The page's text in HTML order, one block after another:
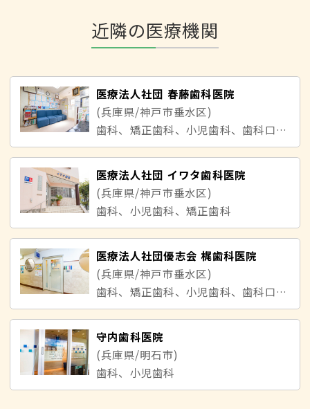
近隣の医療機関
医療法人社団 春藤歯科医院
(兵庫県/神戸市垂水区)
歯科、矯正歯科、小児歯科、歯科口腔外科
医療法人社団 イワタ歯科医院
(兵庫県/神戸市垂水区)
歯科、小児歯科、矯正歯科
医療法人社団優志会 梶歯科医院
(兵庫県/神戸市垂水区)
歯科、矯正歯科、小児歯科、歯科口腔外科
守内歯科医院
(兵庫県/明石市)
歯科、小児歯科